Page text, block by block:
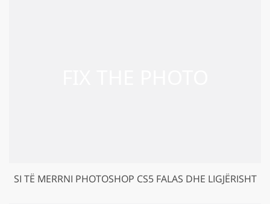
SI TË MERRNI PHOTOSHOP CS5 FALAS DHE LIGJËRISHT